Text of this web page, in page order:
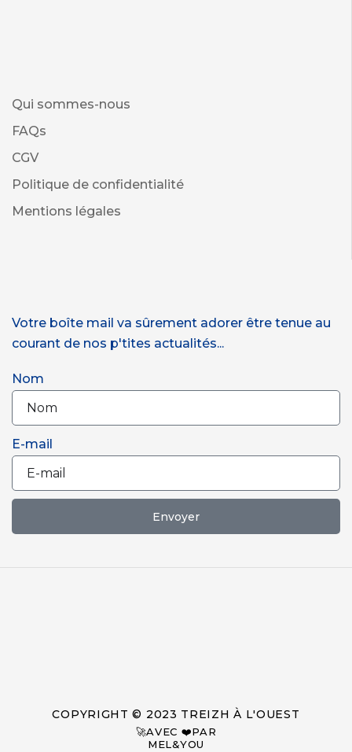
Qui sommes-nous
FAQs
CGV
Politique de confidentialité
Mentions légales
Votre boîte mail va sûrement adorer être tenue au
courant de nos p'tites actualités...
Nom
E-mail
Envoyer
COPYRIGHT © 2023 TREIZH À L'OUEST
🚀AVEC ❤️PAR
MEL&YOU